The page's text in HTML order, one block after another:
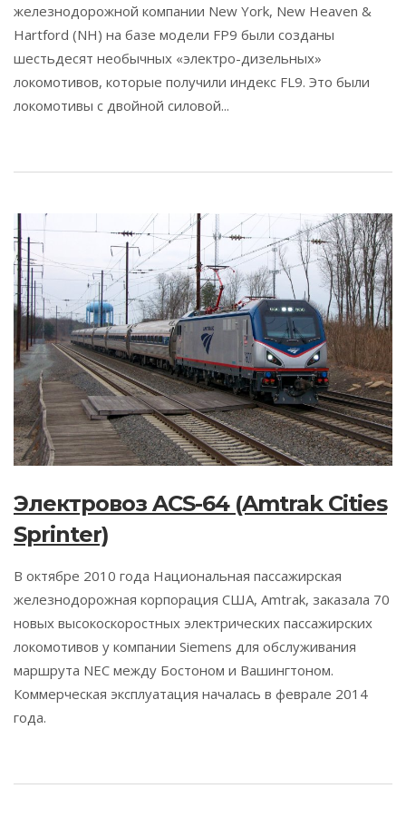
железнодорожной компании New York, New Heaven &
Hartford (NH) на базе модели FP9 были созданы
шестьдесят необычных «электро-дизельных»
локомотивов, которые получили индекс FL9. Это были
локомотивы с двойной силовой...
Электровоз ACS-64 (Amtrak Cities
Sprinter)
В октябре 2010 года Национальная пассажирская
железнодорожная корпорация США, Amtrak, заказала 70
новых высокоскоростных электрических пассажирских
локомотивов у компании Siemens для обслуживания
маршрута NEC между Бостоном и Вашингтоном.
Коммерческая эксплуатация началась в феврале 2014
года.